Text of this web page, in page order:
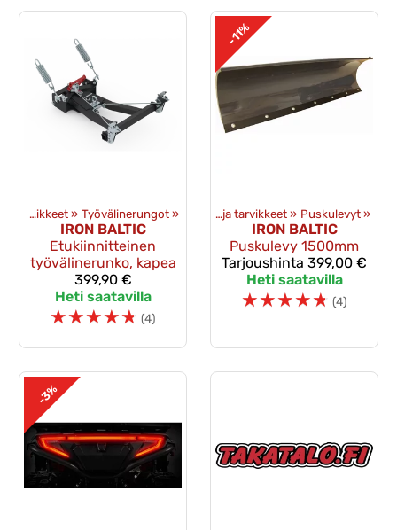
Puskulevyt ja tarvikkeet ‪» Työvälinerungot ‪»
IRON BALTIC
Etukiinnitteinen
työvälinerunko, kapea
399,90 €
Heti saatavilla
☆☆☆☆☆ (4)
-11%
Mönkijän lisävarusteet ‪» Puskulevyt ja tarvikkeet ‪» Puskulevyt ‪»
IRON BALTIC
Puskulevy 1500mm
Tarjoushinta 399,00 €
Heti saatavilla
☆☆☆☆☆ (4)
-3%